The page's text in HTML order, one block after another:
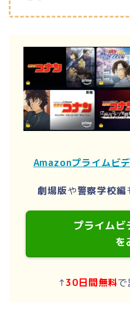
Amazonプライムビ
劇場版や警察学校編
プライムビ
を
↑30日間無料